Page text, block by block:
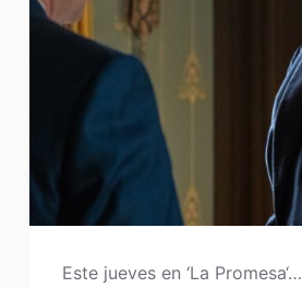
Este jueves en ‘La